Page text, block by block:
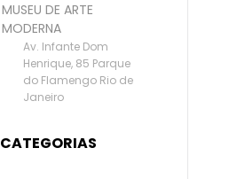
MUSEU DE ARTE
MODERNA
Av. Infante Dom
Henrique, 85 Parque
do Flamengo Rio de
Janeiro
CATEGORIAS